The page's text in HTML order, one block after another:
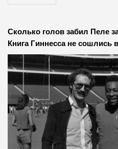
Сколько голов забил Пеле
Книга Гиннесса не сошлись